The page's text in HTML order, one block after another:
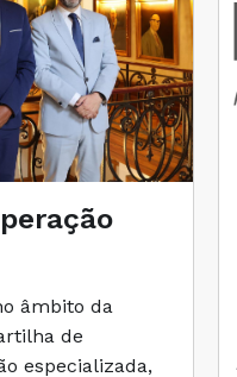
âmbito da
de
especializada,